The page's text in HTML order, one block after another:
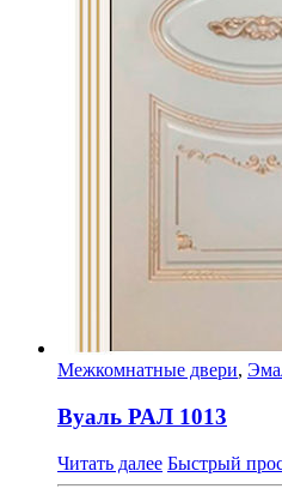
Межкомнатные двери,
Вуаль РАЛ 1013
Читать далее Быстрый